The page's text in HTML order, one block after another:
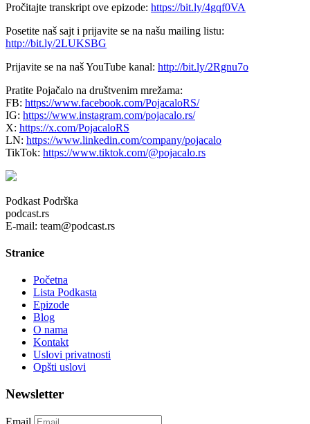
Pročitajte transkript ove epizode: https://bit.ly/4gqf0VA
Posetite naš sajt i prijavite se na našu mailing listu:
http://bit.ly/2LUKSBG
Prijavite se na naš YouTube kanal: http://bit.ly/2Rgnu7o
Pratite Pojačalo na društvenim mrežama:
FB: https://www.facebook.com/PojacaloRS/
IG: https://www.instagram.com/pojacalo.rs/
X: https://x.com/PojacaloRS
LN: https://www.linkedin.com/company/pojacalo
TikTok: https://www.tiktok.com/@pojacalo.rs
Podkast Podrška
podcast.rs
E-mail: team@podcast.rs
Stranice
Početna
Lista Podkasta
Epizode
Blog
O nama
Kontakt
Uslovi privatnosti
Opšti uslovi
Newsletter
Email